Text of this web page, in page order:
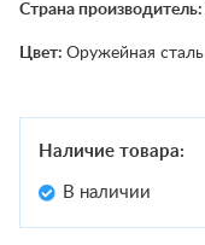
Страна производитель:
Цвет: Оружейная сталь
Наличие товара:
В наличии